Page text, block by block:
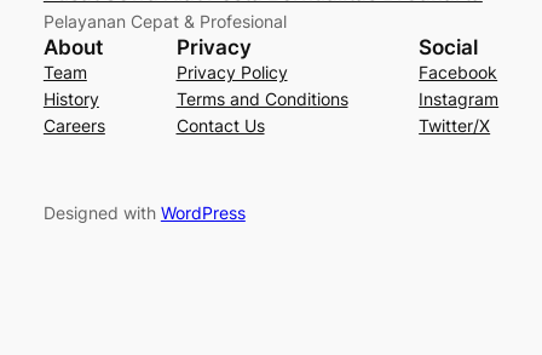
Pelayanan Cepat & Profesional
About
Team
History
Careers
Privacy
Privacy Policy
Terms and Conditions
Contact Us
Social
Facebook
Instagram
Twitter/X
Designed with WordPress